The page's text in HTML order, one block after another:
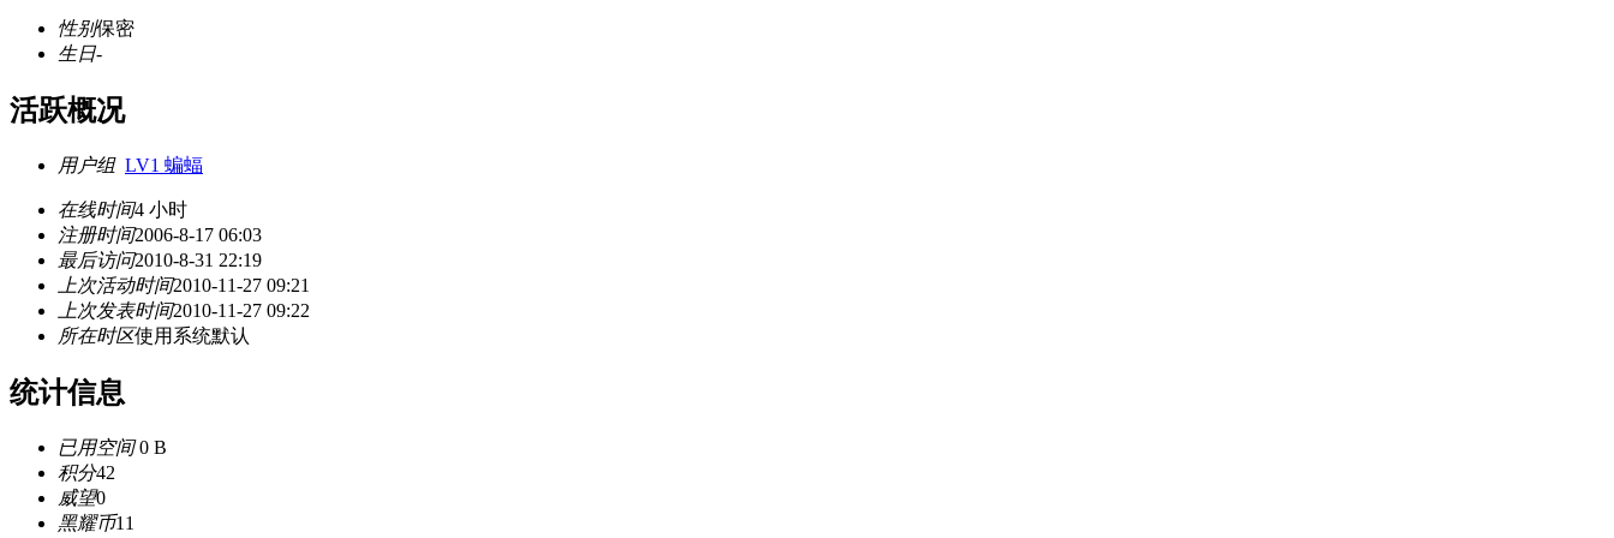
性别保密
生日-
活跃概况
用户组 LV1 蝙蝠
在线时间4 小时
注册时间2006-8-17 06:03
最后访问2010-8-31 22:19
上次活动时间2010-11-27 09:21
上次发表时间2010-11-27 09:22
所在时区使用系统默认
统计信息
已用空间0 B
积分42
威望0
黑耀币11